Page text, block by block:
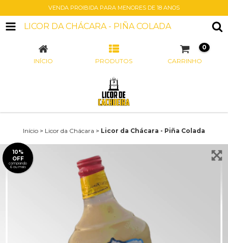
VENDA PROIBIDA PARA MENORES DE 18 ANOS
LICOR DA CHÁCARA - PIÑA COLADA
INÍCIO PRODUTOS CARRINHO
0
Início > Licor da Chácara > Licor da Chácara - Piña Colada
10%
OFF
comprando
6 ou mais